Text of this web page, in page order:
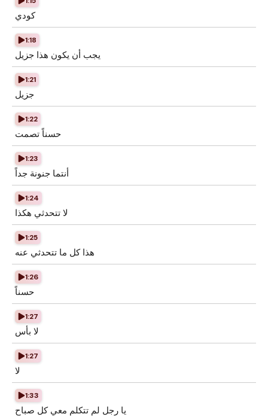
كودي
1:18
يجب أن يكون هذا جزيل
1:21
جزيل
1:22
حسناً تصمت
1:23
أنتما جنونة جداً
1:24
لا تتحدثي هكذا
1:25
هذا كل ما تتحدثي عنه
1:26
حسناً
1:27
لا بأس
1:27
لا
1:33
يا رجل لم تتكلم معي كل صباح